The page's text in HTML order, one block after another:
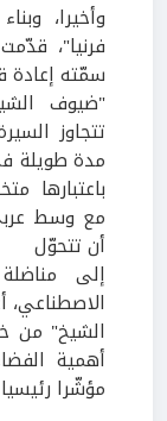
وأخيرا،
فرنيا"،
سمّته إعادة
"ضيوف
تتجاوز
مدة طويلة
باعتبارها
مع وسط
أن تتحوّل
إلى
الاصطناعي،
الشيخ" من
أهمية
مؤشّرا